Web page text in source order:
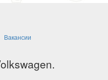
Вакансии